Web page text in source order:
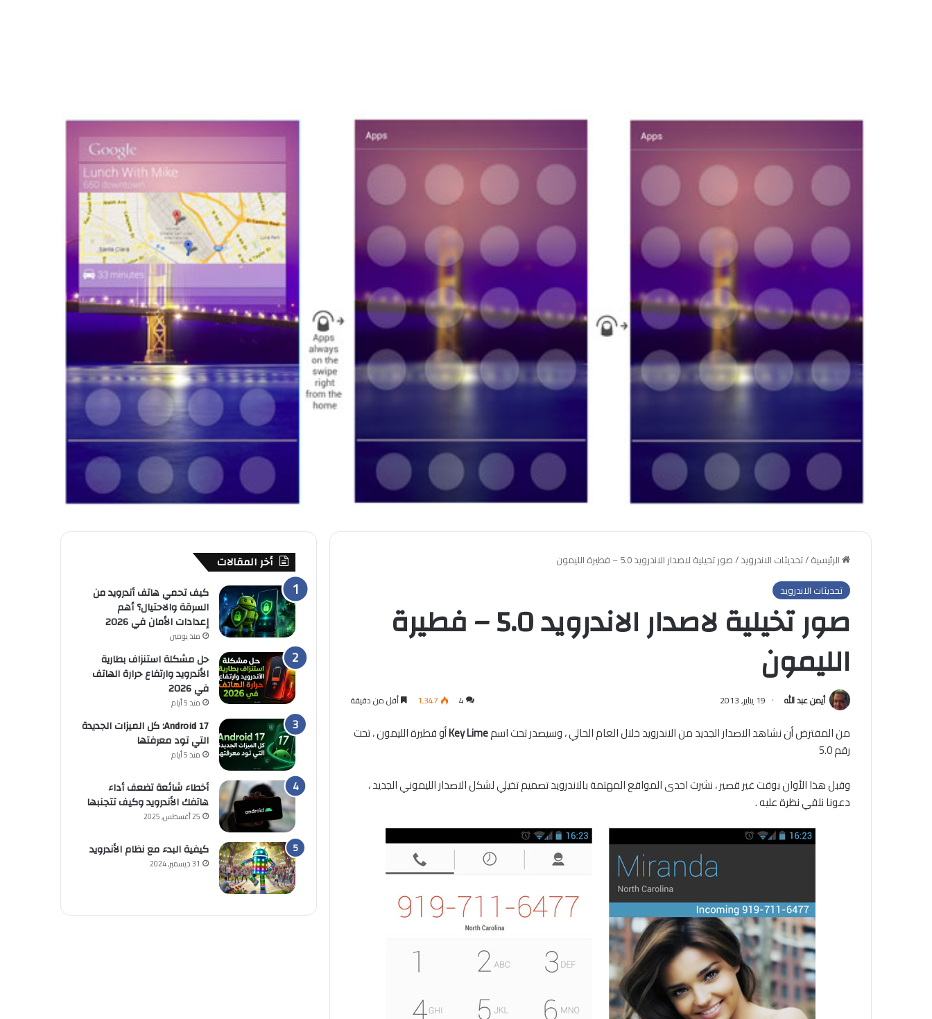
الرئيسية/تحديثات الاندرويد/صور تخيلية لاصدار الاندرويد 5.0 – فطيرة الليمون
تحديثات الاندرويد
صور تخيلية لاصدار الاندرويد 5.0 – فطيرة
الليمون
أيمن عبد الله 19 يناير, 2013 4 1٬347 أقل من دقيقة
من المفترض أن نشاهد الاصدار الجديد من الاندرويد خلال العام الحالي ، وسيصدر تحت اسم
أو فطيرة الليمون ، تحت
رقم 5.0
وقبل هذا الأوان بوقت غير قصير ، نشرت احدى المواقع المهتمة بالاندرويد تصميم تخيلي لشكل الاصدار الليموني الجديد ،
دعونا نلقي نظرة عليه .
أخر المقالات
كيف تحمي هاتف أندرويد من
السرقة والاحتيال؟ أهم
إعدادات الأمان في 2026
منذ يومين
حل مشكلة استنزاف بطارية
الأندرويد وارتفاع حرارة الهاتف
في 2026
منذ 5 أيام
Android 17: كل الميزات الجديدة
التي تود معرفتها
منذ 5 أيام
أخطاء شائعة تضعف أداء
هاتفك الأندرويد وكيف تتجنبها
25 أغسطس, 2025
كيفية البدء مع نظام الأندرويد
31 ديسمبر, 2024